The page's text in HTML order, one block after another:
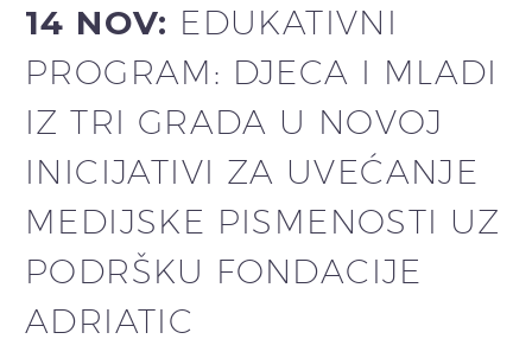
14 NOV: EDUKATIVNI
PROGRAM: DJECA I MLADI
IZ TRI GRADA U NOVOJ
INICIJATIVI ZA UVEĆANJE
MEDIJSKE PISMENOSTI UZ
PODRŠKU FONDACIJE
ADRIATIC